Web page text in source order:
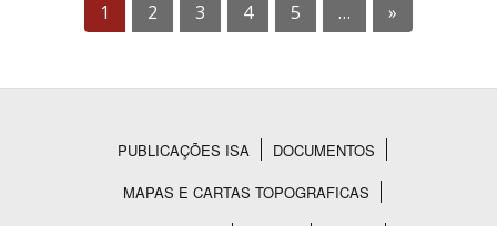
1 2 3 4 5 … »
Rodapé
PUBLICAÇÕES ISA
DOCUMENTOS
MAPAS E CARTAS TOPOGRAFICAS